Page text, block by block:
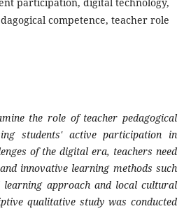
competence, teacher role
the role of teacher pedagogical
students' active participation in
of the digital era, teachers need
innovative learning methods such
learning approach and local cultural
qualitative study was conducted